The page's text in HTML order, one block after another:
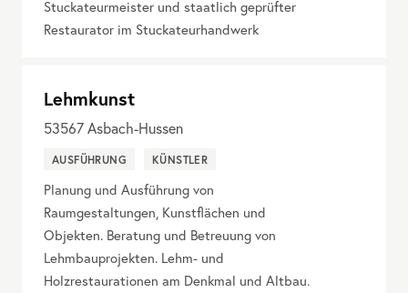
Stuckateurmeister und staatlich geprüfter
Restaurator im Stuckateurhandwerk
Lehmkunst
53567Asbach-Hussen
AUSFÜHRUNG KÜNSTLER
Planung und Ausführung von
Raumgestaltungen, Kunstflächen und
Objekten. Beratung und Betreuung von
Lehmbauprojekten. Lehm- und
Holzrestaurationen am Denkmal und Altbau.